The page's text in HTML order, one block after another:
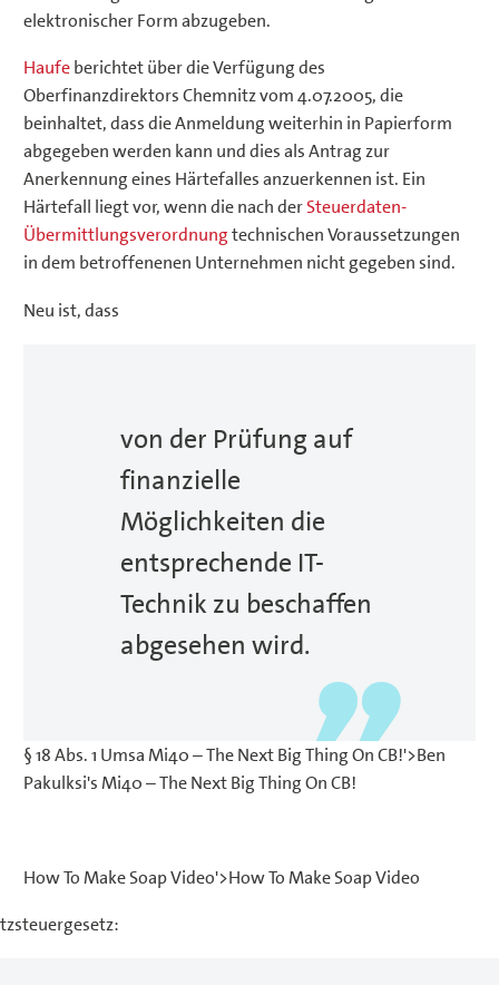
elektronischer Form abzugeben.
Haufeberichtet über die Verfügung des
Oberfinanzdirektors Chemnitz vom 4.07.2005, die
beinhaltet, dass die Anmeldung weiterhin in Papierform
abgegeben werden kann und dies als Antrag zur
Anerkennung eines Härtefalles anzuerkennen ist. Ein
Härtefall liegt vor, wenn die nach derSteuerdaten-
Übermittlungsverordnungtechnischen Voraussetzungen
in dem betroffenenen Unternehmen nicht gegeben sind.
Neu ist, dass
von der Prüfung auf
finanzielle
Möglichkeiten die
entsprechende IT-
Technik zu beschaffen
abgesehen wird.
§ 18 Abs. 1 Umsa Mi40 – The Next Big Thing On CB!'>Ben
Pakulksi's Mi40 – The Next Big Thing On CB!
How To Make Soap Video'>How To Make Soap Video
tzsteuergesetz: